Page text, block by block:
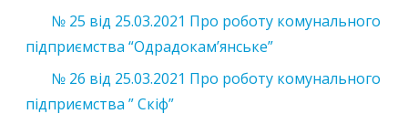
№ 25 від 25.03.2021 Про роботу комунального
підприємства “Одрадокам’янське”
№ 26 від 25.03.2021 Про роботу комунального
підприємства ” Скіф”